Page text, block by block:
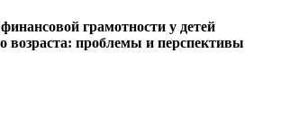
грамотности у детей
возраста: проблемы и перспективы